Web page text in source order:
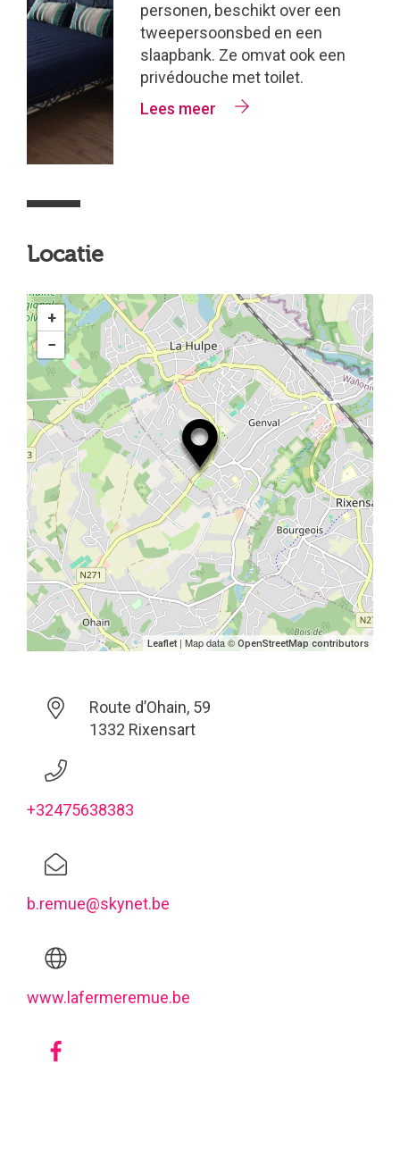
personen, beschikt over een
tweepersoonsbed en een
slaapbank. Ze omvat ook een
privédouche met toilet.
Lees meer
Locatie
+
−
Leaflet | Map data © OpenStreetMap contributors
Route d’Ohain, 59
1332 Rixensart
+32475638383
b.remue@skynet.be
www.lafermeremue.be